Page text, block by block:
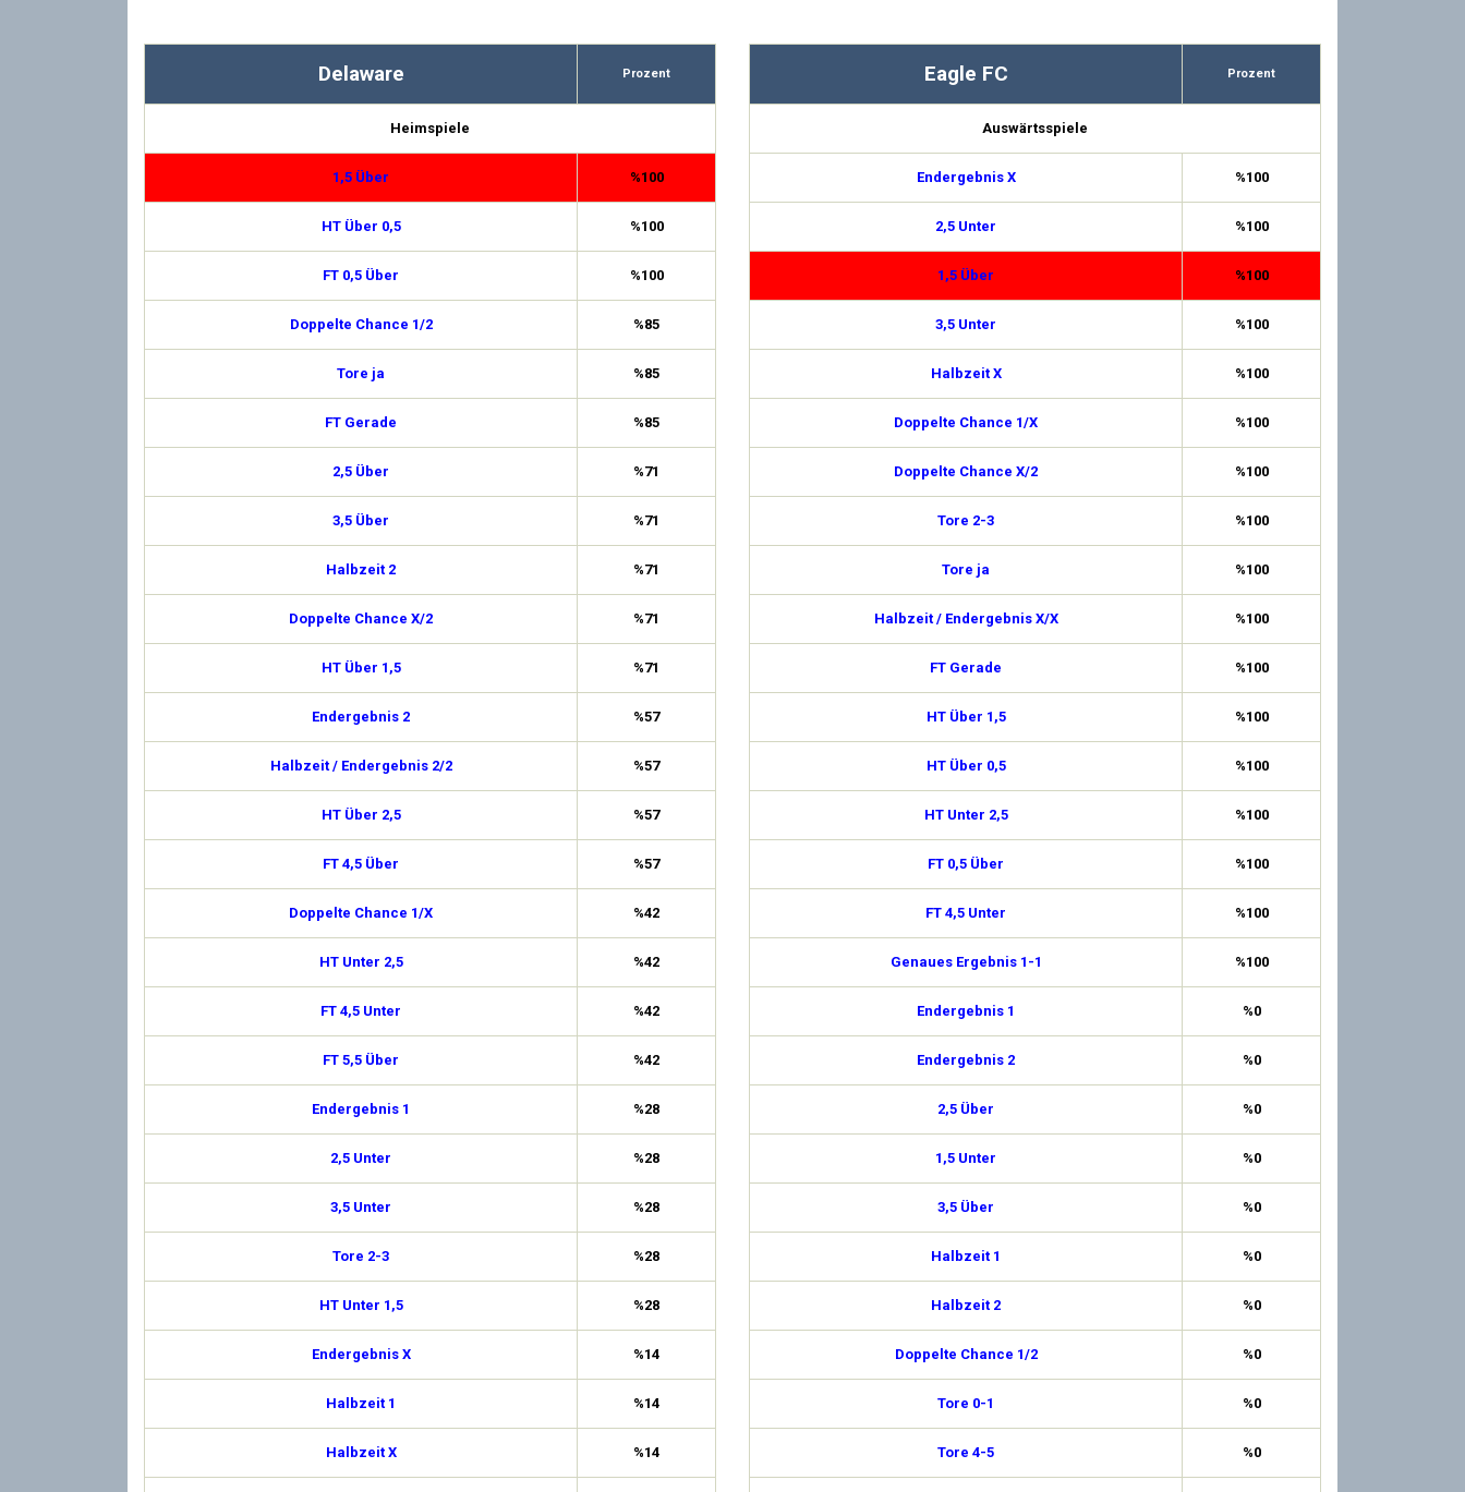
Delaware Prozent
Heimspiele
1,5 Über %100
HT Über 0,5 %100
FT 0,5 Über %100
Doppelte Chance 1/2 %85
Tore ja %85
FT Gerade %85
2,5 Über %71
3,5 Über %71
Halbzeit 2 %71
Doppelte Chance X/2 %71
HT Über 1,5 %71
Endergebnis 2 %57
Halbzeit / Endergebnis 2/2 %57
HT Über 2,5 %57
FT 4,5 Über %57
Doppelte Chance 1/X %42
HT Unter 2,5 %42
FT 4,5 Unter %42
FT 5,5 Über %42
Endergebnis 1 %28
2,5 Unter %28
3,5 Unter %28
Tore 2-3 %28
HT Unter 1,5 %28
Endergebnis X %14
Halbzeit 1 %14
Halbzeit X %14
Eagle FC Prozent
Auswärtsspiele
Endergebnis X %100
2,5 Unter %100
1,5 Über %100
3,5 Unter %100
Halbzeit X %100
Doppelte Chance 1/X %100
Doppelte Chance X/2 %100
Tore 2-3 %100
Tore ja %100
Halbzeit / Endergebnis X/X %100
FT Gerade %100
HT Über 1,5 %100
HT Über 0,5 %100
HT Unter 2,5 %100
FT 0,5 Über %100
FT 4,5 Unter %100
Genaues Ergebnis 1-1 %100
Endergebnis 1 %0
Endergebnis 2 %0
2,5 Über %0
1,5 Unter %0
3,5 Über %0
Halbzeit 1 %0
Halbzeit 2 %0
Doppelte Chance 1/2 %0
Tore 0-1 %0
Tore 4-5 %0